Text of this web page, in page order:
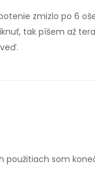
zmizlo po 6
tak píšem až
použitiach som